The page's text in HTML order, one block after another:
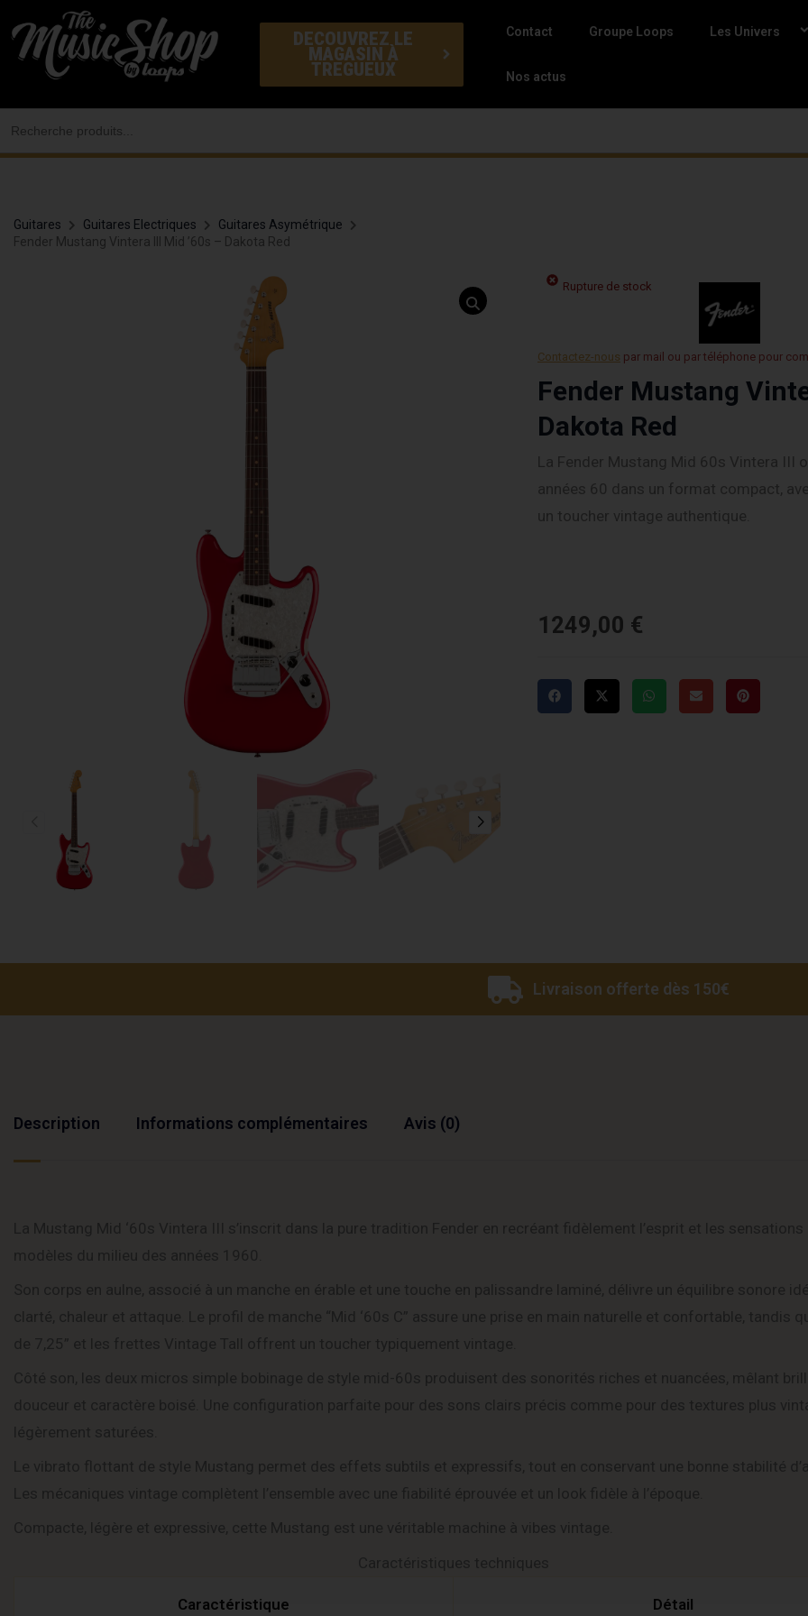
au
contenu
DECOUVREZ LE
MAGASIN À
TREGUEUX
Contact Groupe Loops Les Univers
Nos actus
Guitares Guitares Electriques
Guitares Asymétrique
Fender Mustang Vintera III Mid ’60s – Dakota Red
Rupture de stock
Contactez-nous par mail ou par téléphone pour
Fender Mustang
Dakota Red
La Fender Mustang Mid 60s Vintera III
années 60 dans un format compact,
un toucher vintage authentique.
1249,00 €
Livraison offerte dès 150€
Description Informations complémentaires Avis (0)
Caractéristique Détail